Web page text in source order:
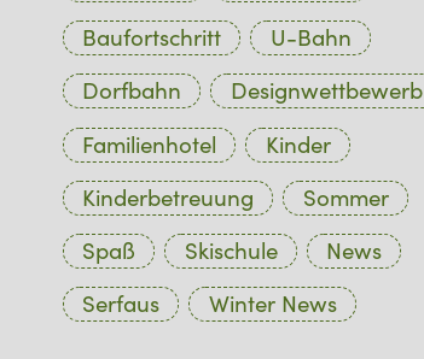
Baufortschritt
U-Bahn
Dorfbahn
Designwettbewerb
Familienhotel
Kinder
Kinderbetreuung
Sommer
Spaß
Skischule
News
Serfaus
Winter News